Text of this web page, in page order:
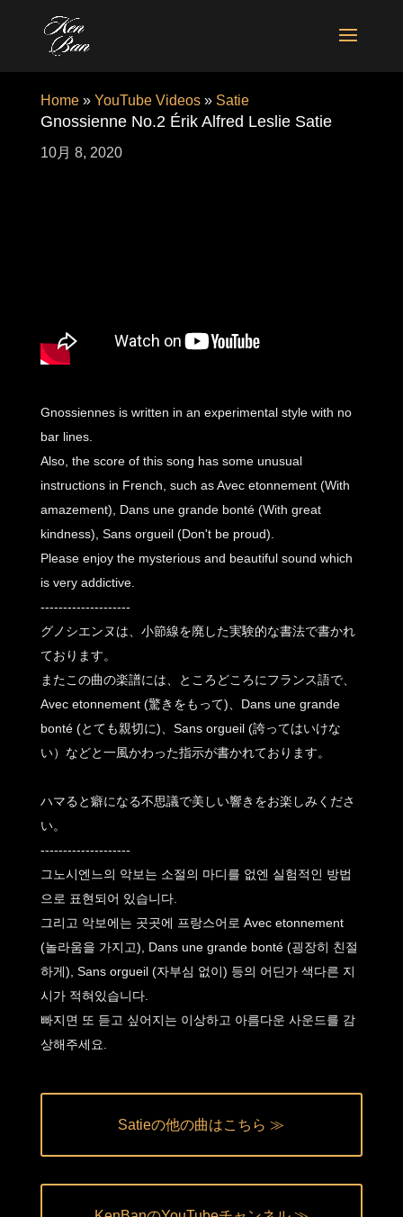
Home» YouTube Videos» Satie
Gnossienne No.2 Érik Alfred Leslie Satie
10月 8, 2020
Gnossiennes is written in an experimental style with no
bar lines.
Also, the score of this song has some unusual
instructions in French, such as Avec etonnement (With
amazement), Dans une grande bonté (With great
kindness), Sans orgueil (Don't be proud).
Please enjoy the mysterious and beautiful sound which
is very addictive.
--------------------
グノシエンヌは、小節線を廃した実験的な書法で書かれ
ております。
またこの曲の楽譜には、ところどころにフランス語で、
Avec etonnement (驚きをもって)、Dans une grande
bonté (とても親切に)、Sans orgueil (誇ってはいけな
い）などと一風かわった指示が書かれております。
ハマると癖になる不思議で美しい響きをお楽しみくださ
い。
--------------------
그노시엔느의 악보는 소절의 마디를 없엔 실험적인 방법
으로 표현되어 있습니다.
그리고 악보에는 곳곳에 프랑스어로 Avec etonnement
(놀라움을 가지고), Dans une grande bonté (굉장히 친절
하게), Sans orgueil (자부심 없이) 등의 어딘가 색다른 지
시가 적혀있습니다.
빠지면 또 듣고 싶어지는 이상하고 아름다운 사운드를 감
상해주세요.
Satieの他の曲はこちら ≫